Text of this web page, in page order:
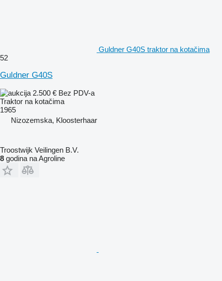
Guldner G40S traktor na kotačima
52
Guldner G40S
2.500 € Bez PDV-a
Traktor na kotačima
1965
Nizozemska, Kloosterhaar
Troostwijk Veilingen B.V.
8 godina na Agroline